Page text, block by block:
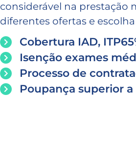
considerável na prestação
diferentes ofertas e
Cobertura IAD,
Isenção exames
Processo de
Poupança superior a